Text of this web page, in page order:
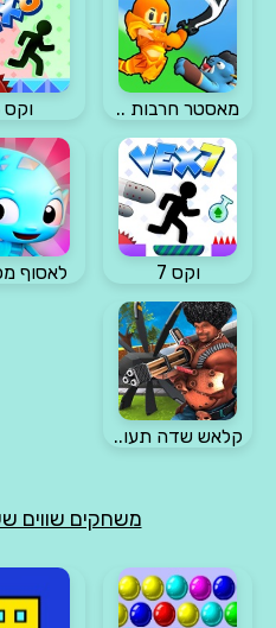
מאסטר חרבות .. וקס 8
וקס 7 לאסוף
קלאש שדה תעו..
משחקים שווים